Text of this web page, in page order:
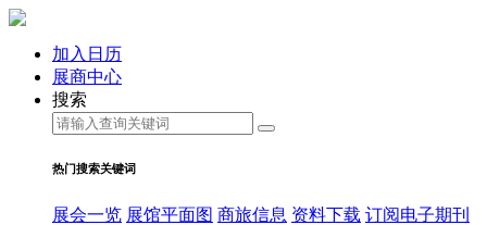
加入日历
展商中心
搜索
热门搜索关键词
展会一览 展馆平面图 商旅信息 资料下载 订阅电子期刊